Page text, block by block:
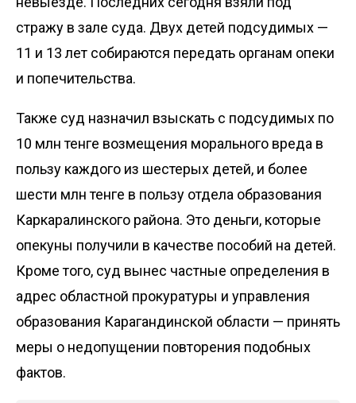
стражу в зале суда. Двух детей подсудимых —
11 и 13 лет собираются передать органам опеки
и попечительства.
Также суд назначил взыскать с подсудимых по
10 млн тенге возмещения морального вреда в
пользу каждого из шестерых детей, и более
шести млн тенге в пользу отдела образования
Каркаралинского района. Это деньги, которые
опекуны получили в качестве пособий на детей.
Кроме того, суд вынес частные определения в
адрес областной прокуратуры и управления
образования Карагандинской области — принять
меры о недопущении повторения подобных
фактов.